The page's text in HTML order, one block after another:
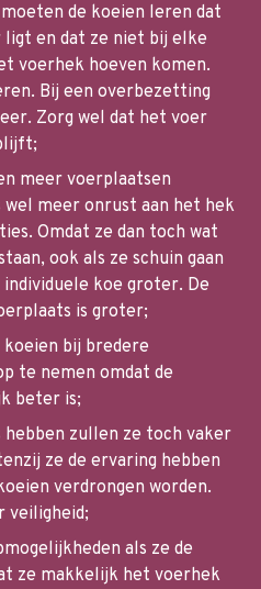
de koeien leren dat
en dat ze niet bij elke
voerhek hoeven komen.
Bij een overbezetting
Zorg wel dat het voer
meer voerplaatsen
wel meer onrust aan het hek
Omdat ze dan toch wat
ook als ze schuin gaan
koe groter. De
is groter;
bij bredere
te nemen omdat de
beter is;
zullen ze toch vaker
ze de ervaring hebben
verdrongen worden.
veiligheid;
als ze de
ze makkelijk het voerhek